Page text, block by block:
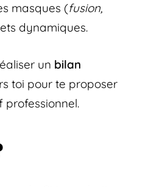
masques (fusion,
dynamiques.
un bilan
toi pour te proposer